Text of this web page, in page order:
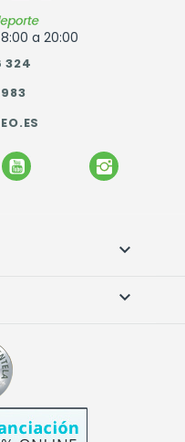
a 20:00
324
YOUTUBE

